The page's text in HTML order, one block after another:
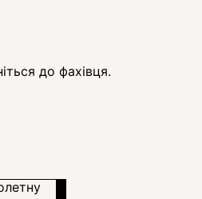
до фахівця.